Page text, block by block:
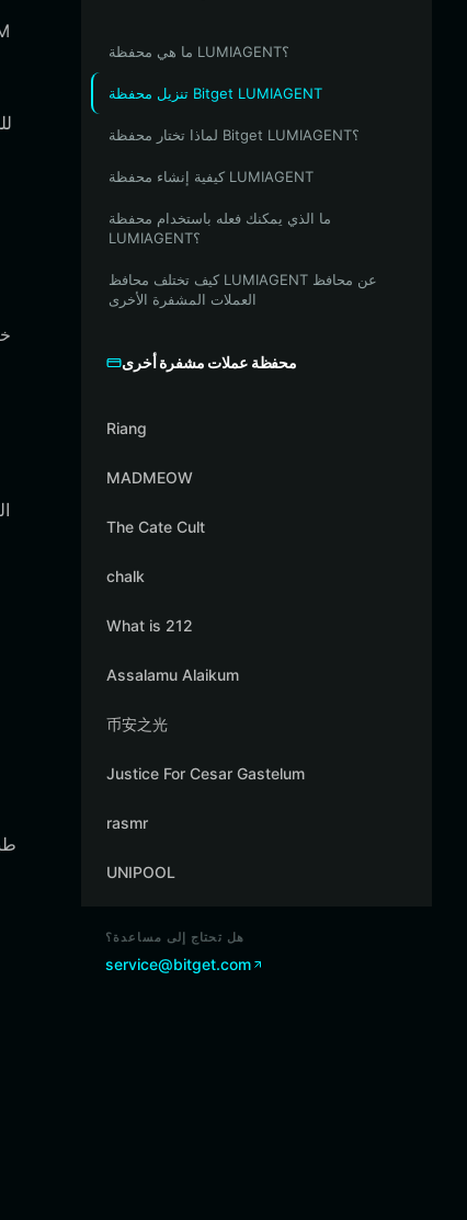
ما هي محفظة LUMIAGENT؟
تنزيل محفظة Bitget LUMIAGENT
لماذا تختار محفظة Bitget LUMIAGENT؟
كيفية إنشاء محفظة LUMIAGENT
ما الذي يمكنك فعله باستخدام محفظة
LUMIAGENT؟
كيف تختلف محافظ LUMIAGENT عن محافظ
العملات المشفرة الأخرى
محفظة عملات مشفرة أخرى
Riang
MADMEOW
The Cate Cult
chalk
What is 212
Assalamu Alaikum
币安之光
Justice For Cesar Gastelum
rasmr
UNIPOOL
هل تحتاج إلى مساعدة؟
service@bitget.com